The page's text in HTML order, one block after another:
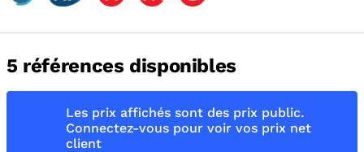
5 références disponibles
Les prix affichés sont des prix public.
Connectez-vous pour voir vos prix net
client